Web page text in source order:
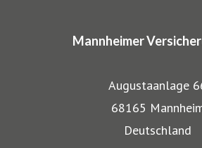
gut wieder: Gerade, wenn
bestehen besondere Gefahren.
Mannheimer bieten dafür
Versicherungsschutz, sondern
Mannheimer
Augustaanlage
68165
Deutschland